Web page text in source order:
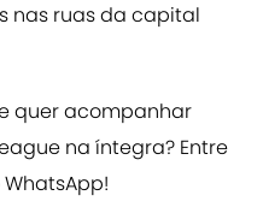
nas ruas da capital
quer acompanhar
na íntegra? Entre
WhatsApp!